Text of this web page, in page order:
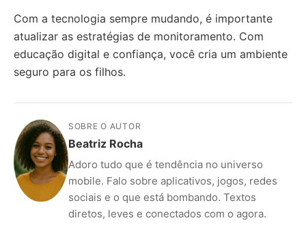
Com a tecnologia sempre mudando, é importante
atualizar as estratégias de monitoramento. Com
educação digital e confiança, você cria um ambiente
seguro para os filhos.
SOBRE O AUTOR
Beatriz Rocha
Adoro tudo que é tendência no universo
mobile. Falo sobre aplicativos, jogos, redes
sociais e o que está bombando. Textos
diretos, leves e conectados com o agora.